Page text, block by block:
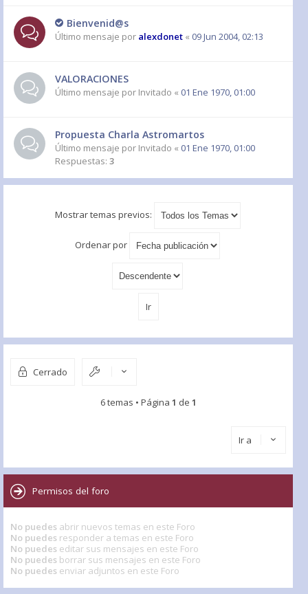
Bienvenid@s
Último mensaje por alexdonet « 09 Jun 2004, 02:13
VALORACIONES
Último mensaje por Invitado « 01 Ene 1970, 01:00
Propuesta Charla Astromartos
Último mensaje por Invitado « 01 Ene 1970, 01:00
Respuestas: 3
Mostrar temas previos:
Ordenar por
Cerrado
6 temas • Página 1 de 1
Ir a
Permisos del foro
No puedes abrir nuevos temas en este Foro
No puedes responder a temas en este Foro
No puedes editar sus mensajes en este Foro
No puedes borrar sus mensajes en este Foro
No puedes enviar adjuntos en este Foro